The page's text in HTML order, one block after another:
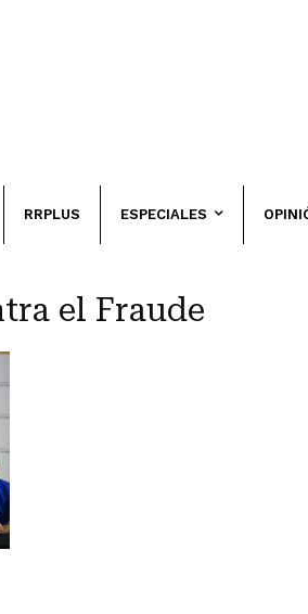
RRPLUS ESPECIALES
el Fraude